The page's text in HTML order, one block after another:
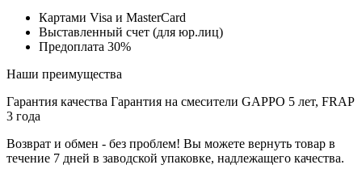
Картами Visa и MasterCard
Выставленный счет (для юр.лиц)
Предоплата 30%
Наши преимущества
Гарантия качества Гарантия на смесители GAPPO 5 лет, FRAP
3 года
Возврат и обмен - без проблем! Вы можете вернуть товар в
течение 7 дней в заводской упаковке, надлежащего качества.